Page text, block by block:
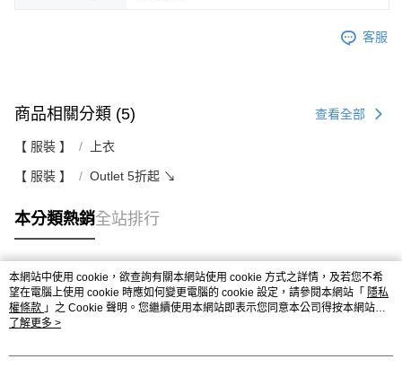
客服
商品相關分類 (5) 查看全部
【 服裝 】 上衣
【 服裝 】 Outlet 5折起 ↘
本分類熱銷全站排行
熱門標籤
本網站中使用 cookie，欲查詢有關本網站使用 cookie 方式之詳情，及若您不希
望在電腦上使用 cookie 時應如何變更電腦的 cookie 設定，請參閱本網站「 隱私
權條款 」之 Cookie 聲明。您繼續使用本網站即表示您同意本公司得按本網站使
用條款之 Cookie 聲明使用 cookie。
了解更多 >